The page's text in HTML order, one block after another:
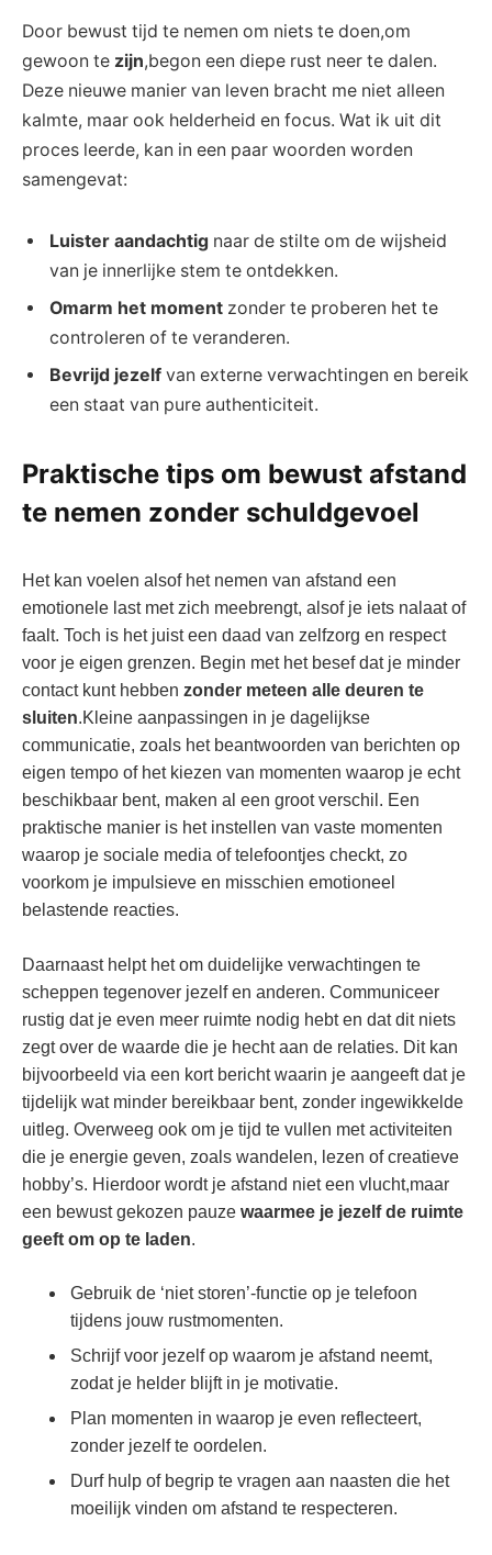
Door bewust tijd te nemen om niets te doen,om
gewoon te zijn,begon een diepe rust neer te dalen.
Deze nieuwe manier van leven bracht me niet alleen
kalmte, maar ook helderheid en focus. Wat ik uit dit
proces leerde, kan in een paar woorden worden
samengevat:
Luister aandachtig naar de stilte om de wijsheid
van je innerlijke stem te ontdekken.
Omarm het moment zonder te proberen het te
controleren of te veranderen.
Bevrijd jezelf van externe verwachtingen en bereik
een staat van pure authenticiteit.
Praktische tips om bewust afstand
te nemen zonder schuldgevoel
Het kan voelen alsof het nemen van afstand een
emotionele last met zich meebrengt, alsof je iets nalaat of
faalt. Toch is het juist een daad van zelfzorg en respect
voor je eigen grenzen. Begin met het besef dat je minder
contact kunt hebben zonder meteen alle deuren te
sluiten.Kleine aanpassingen in je dagelijkse
communicatie, zoals het beantwoorden van berichten op
eigen tempo of het kiezen van momenten waarop je echt
beschikbaar bent, maken al een groot verschil. Een
praktische manier is het instellen van vaste momenten
waarop je sociale media of telefoontjes checkt, zo
voorkom je impulsieve en misschien emotioneel
belastende reacties.
Daarnaast helpt het om duidelijke verwachtingen te
scheppen tegenover jezelf en anderen. Communiceer
rustig dat je even meer ruimte nodig hebt en dat dit niets
zegt over de waarde die je hecht aan de relaties. Dit kan
bijvoorbeeld via een kort bericht waarin je aangeeft dat je
tijdelijk wat minder bereikbaar bent, zonder ingewikkelde
uitleg. Overweeg ook om je tijd te vullen met activiteiten
die je energie geven, zoals wandelen, lezen of creatieve
hobby’s. Hierdoor wordt je afstand niet een vlucht,maar
een bewust gekozen pauze waarmee je jezelf de ruimte
geeft om op te laden.
Gebruik de ‘niet storen’-functie op je telefoon
tijdens jouw rustmomenten.
Schrijf voor jezelf op waarom je afstand neemt,
zodat je helder blijft in je motivatie.
Plan momenten in waarop je even reflecteert,
zonder jezelf te oordelen.
Durf hulp of begrip te vragen aan naasten die het
moeilijk vinden om afstand te respecteren.